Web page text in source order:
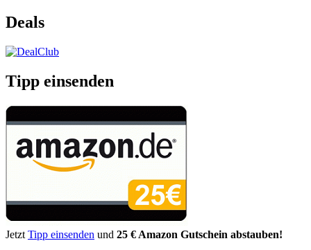
Deals
Tipp einsenden
Jetzt Tipp einsenden und 25 € Amazon Gutschein abstauben!